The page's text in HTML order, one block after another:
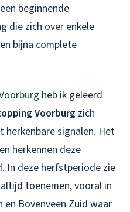
beginnende
die zich over enkele
bijna complete
heb ik geleerd
Voorburg zich
signalen. Het
herkennen deze
In deze herfstperiode zie
toenemen, vooral in
en Bovenveen Zuid waar